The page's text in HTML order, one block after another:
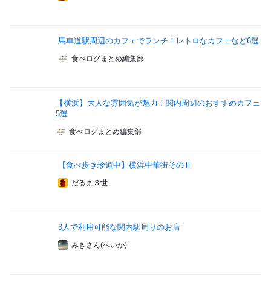
馬車道駅周辺のカフェでランチ！レトロなカフェなど6選
食べログまとめ編集部
【横浜】大人な雰囲気が魅力！関内周辺のおすすめカフェ
5選
食べログまとめ編集部
【食べ歩き珍道中】横浜中華街そのⅡ
だるま３世
3人で利用可能な関内駅周りのお店
みきさん(へいか)